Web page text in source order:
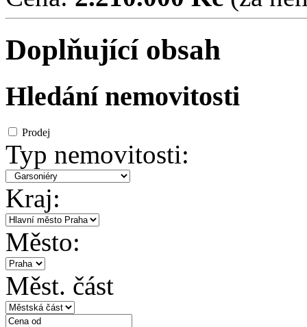
Doplňující obsah
Hledání nemovitosti
Prodej
Typ nemovitosti:
Kraj:
Město:
Měst. část